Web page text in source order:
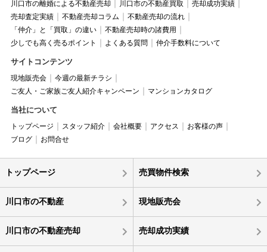
川口市の離婚による不動産売却
川口市の不動産買取
売却成功実績
売却査定実績
不動産売却コラム
不動産売却の流れ
「仲介」と「買取」の違い
不動産売却時の諸費用
少しでも高く売るポイント
よくある質問 仲介手数料について
サイトコンテンツ
現地販売会
今週の最新チラシ
ご友人・ご家族ご友人紹介キャンペーン
マンションカタログ
当社について
トップページ スタッフ紹介 会社概要 アクセス
お客様の声
ブログ
お問合せ
トップページ 売買物件検索
川口市の不動産 現地販売会
川口市の不動産売却 売却成功実績